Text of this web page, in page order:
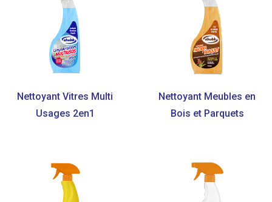
Nettoyant Vitres Multi
Usages 2en1
Nettoyant Meubles en
Bois et Parquets